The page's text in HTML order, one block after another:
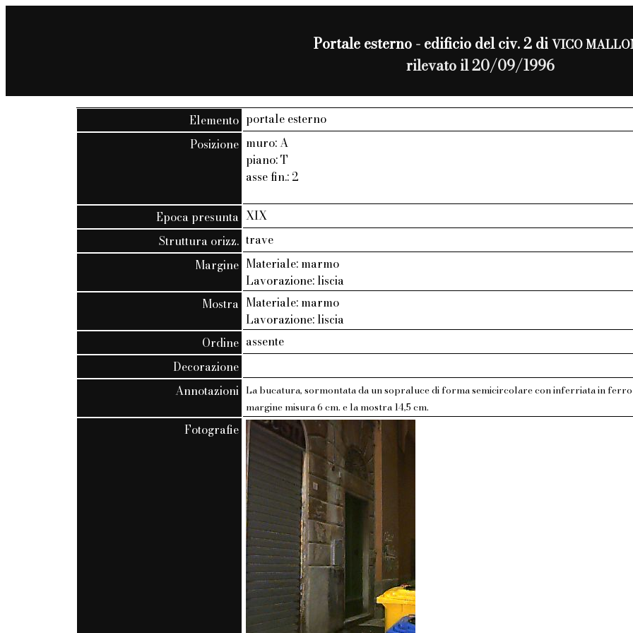
Portale esterno - edificio del civ. 2 diVICO
rilevato il 20/09/1996
Elemento portale esterno
Posizione muro: A
piano: T
asse fin.: 2
Epoca presunta XIX
Struttura orizz. trave
Margine Materiale: marmo
Lavorazione: liscia
Mostra Materiale: marmo
Lavorazione: liscia
Ordine assente
Decorazione
Annotazioni La bucatura, sormontata da un sopraluce di forma semicircolare con inferriata in ferro
margine misura 6 cm. e la mostra 14,5 cm.
Fotografie